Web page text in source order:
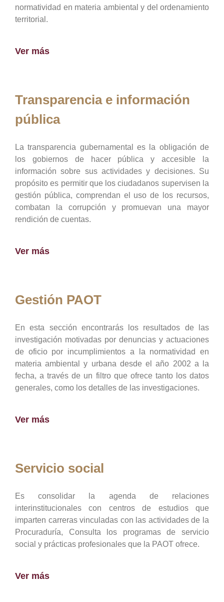
normatividad en materia ambiental y del ordenamiento
territorial.
Ver más
Transparencia e información
pública
La transparencia gubernamental es la obligación de
los gobiernos de hacer pública y accesible la
información sobre sus actividades y decisiones. Su
propósito es permitir que los ciudadanos supervisen la
gestión pública, comprendan el uso de los recursos,
combatan la corrupción y promuevan una mayor
rendición de cuentas.
Ver más
Gestión PAOT
En esta sección encontrarás los resultados de las
investigación motivadas por denuncias y actuaciones
de oficio por incumplimientos a la normatividad en
materia ambiental y urbana desde el año 2002 a la
fecha, a través de un filtro que ofrece tanto los datos
generales, como los detalles de las investigaciones.
Ver más
Servicio social
Es consolidar la agenda de relaciones
interinstitucionales con centros de estudios que
imparten carreras vinculadas con las actividades de la
Procuraduría, Consulta los programas de servicio
social y prácticas profesionales que la PAOT ofrece.
Ver más